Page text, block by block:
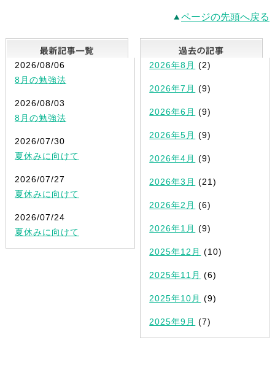
ページの先頭へ戻る
最新記事一覧
2026/08/06
8月の勉強法
2026/08/03
8月の勉強法
2026/07/30
夏休みに向けて
2026/07/27
夏休みに向けて
2026/07/24
夏休みに向けて
2026年8月 (2)
2026年7月 (9)
2026年6月 (9)
2026年5月 (9)
2026年4月 (9)
2026年3月 (21)
2026年2月 (6)
2026年1月 (9)
2025年12月 (10)
2025年11月 (6)
2025年10月 (9)
2025年9月 (7)